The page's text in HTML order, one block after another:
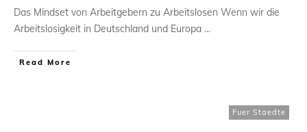
Das Mindset von Arbeitgebern zu Arbeitslosen Wenn wir die
Arbeitslosigkeit in Deutschland und Europa ...
Read More
Fuer Staedte